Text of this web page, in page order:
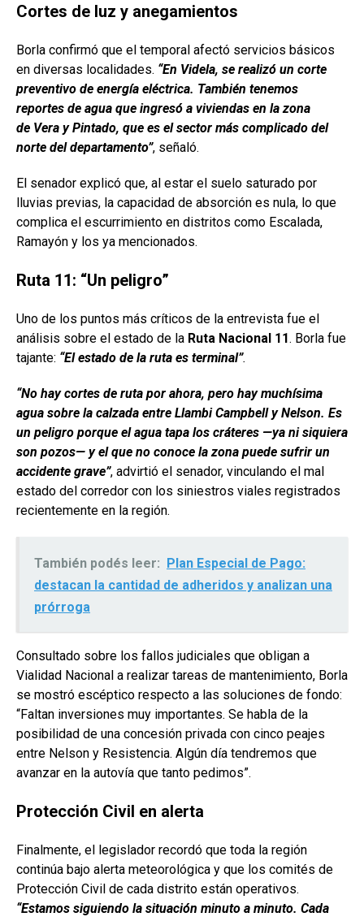
Cortes de luz y anegamientos
Borla confirmó que el temporal afectó servicios básicos
en diversas localidades. “En Videla, se realizó un corte
preventivo de energía eléctrica. También tenemos
reportes de agua que ingresó a viviendas en la zona
de Vera y Pintado, que es el sector más complicado del
norte del departamento”, señaló.
El senador explicó que, al estar el suelo saturado por
lluvias previas, la capacidad de absorción es nula, lo que
complica el escurrimiento en distritos como Escalada,
Ramayón y los ya mencionados.
Ruta 11: “Un peligro”
Uno de los puntos más críticos de la entrevista fue el
análisis sobre el estado de la Ruta Nacional 11. Borla fue
tajante: “El estado de la ruta es terminal”.
“No hay cortes de ruta por ahora, pero hay muchísima
agua sobre la calzada entre Llambi Campbell y Nelson. Es
un peligro porque el agua tapa los cráteres —ya ni siquiera
son pozos— y el que no conoce la zona puede sufrir un
accidente grave”, advirtió el senador, vinculando el mal
estado del corredor con los siniestros viales registrados
recientemente en la región.
También podés leer: Plan Especial de Pago:
destacan la cantidad de adheridos y analizan una
prórroga
Consultado sobre los fallos judiciales que obligan a
Vialidad Nacional a realizar tareas de mantenimiento, Borla
se mostró escéptico respecto a las soluciones de fondo:
“Faltan inversiones muy importantes. Se habla de la
posibilidad de una concesión privada con cinco peajes
entre Nelson y Resistencia. Algún día tendremos que
avanzar en la autovía que tanto pedimos”.
Protección Civil en alerta
Finalmente, el legislador recordó que toda la región
continúa bajo alerta meteorológica y que los comités de
Protección Civil de cada distrito están operativos.
“Estamos siguiendo la situación minuto a minuto. Cada